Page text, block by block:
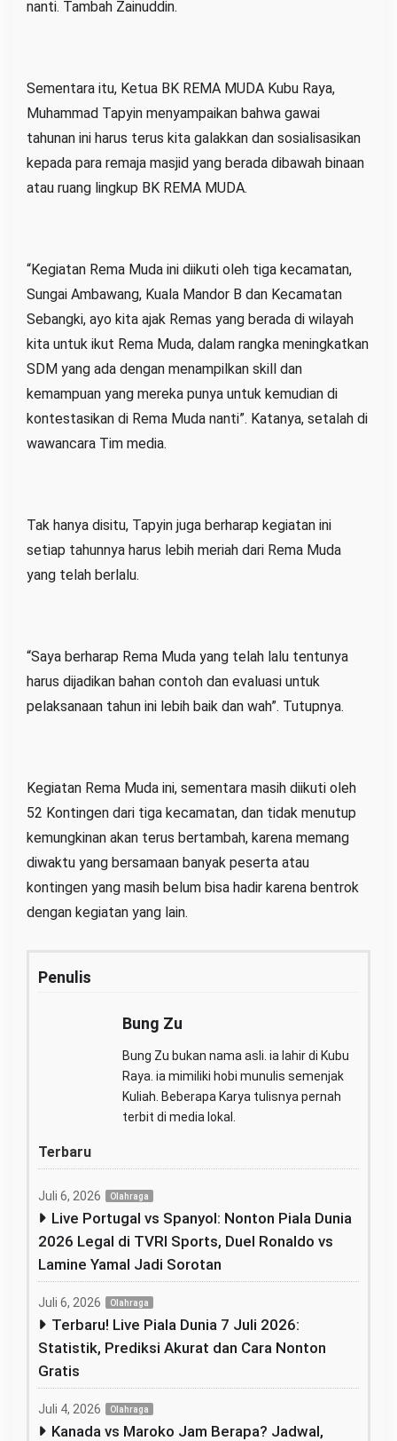
nanti. Tambah Zainuddin.
Sementara itu, Ketua BK REMA MUDA Kubu Raya,
Muhammad Tapyin menyampaikan bahwa gawai
tahunan ini harus terus kita galakkan dan sosialisasikan
kepada para remaja masjid yang berada dibawah binaan
atau ruang lingkup BK REMA MUDA.
“Kegiatan Rema Muda ini diikuti oleh tiga kecamatan,
Sungai Ambawang, Kuala Mandor B dan Kecamatan
Sebangki, ayo kita ajak Remas yang berada di wilayah
kita untuk ikut Rema Muda, dalam rangka meningkatkan
SDM yang ada dengan menampilkan skill dan
kemampuan yang mereka punya untuk kemudian di
kontestasikan di Rema Muda nanti”. Katanya, setalah di
wawancara Tim media.
Tak hanya disitu, Tapyin juga berharap kegiatan ini
setiap tahunnya harus lebih meriah dari Rema Muda
yang telah berlalu.
“Saya berharap Rema Muda yang telah lalu tentunya
harus dijadikan bahan contoh dan evaluasi untuk
pelaksanaan tahun ini lebih baik dan wah”. Tutupnya.
Kegiatan Rema Muda ini, sementara masih diikuti oleh
52 Kontingen dari tiga kecamatan, dan tidak menutup
kemungkinan akan terus bertambah, karena memang
diwaktu yang bersamaan banyak peserta atau
kontingen yang masih belum bisa hadir karena bentrok
dengan kegiatan yang lain.
Penulis
Bung Zu
Bung Zu bukan nama asli. ia lahir di Kubu
Raya. ia mimiliki hobi munulis semenjak
Kuliah. Beberapa Karya tulisnya pernah
terbit di media lokal.
Terbaru
Juli 6, 2026 Olahraga
Live Portugal vs Spanyol: Nonton Piala Dunia
2026 Legal di TVRI Sports, Duel Ronaldo vs
Lamine Yamal Jadi Sorotan
Juli 6, 2026 Olahraga
Terbaru! Live Piala Dunia 7 Juli 2026:
Statistik, Prediksi Akurat dan Cara Nonton
Gratis
Juli 4, 2026 Olahraga
Kanada vs Maroko Jam Berapa? Jadwal,